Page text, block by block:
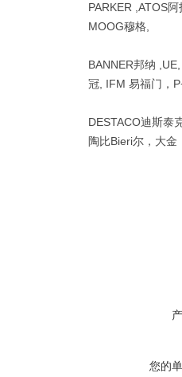
PARKER ,ATOS
MOOG穆格,
BANNER邦纳
冠, IFM 易福门，
DESTACO迪斯泰
陶比Bieri尔，大金
您的